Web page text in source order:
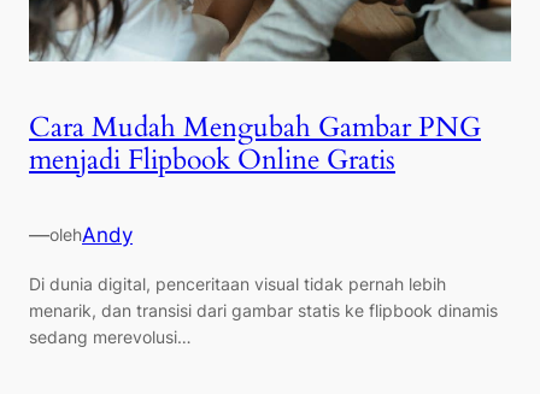
Cara Mudah Mengubah Gambar PNG
menjadi Flipbook Online Gratis
—olehAndy
Di dunia digital, penceritaan visual tidak pernah lebih
menarik, dan transisi dari gambar statis ke flipbook dinamis
sedang merevolusi…